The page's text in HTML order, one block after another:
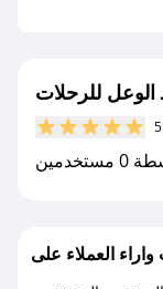
مع
الوعل للرحلات